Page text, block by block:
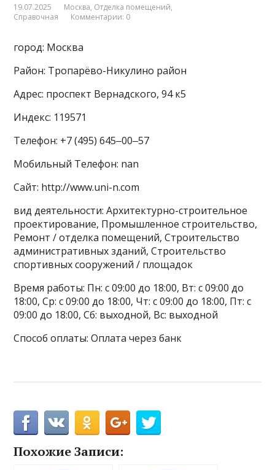
19.07.2025 Москва, Отделка помещений,
Справочная
Комментарии: 0
город: Москва
Район: Тропарёво-Никулино район
Адрес: проспект Вернадского, 94 к5
Индекс: 119571
Телефон: +7 (495) 645‒00‒57
Мобильный Телефон: nan
Сайт: http://www.uni-n.com
вид деятельности: Архитектурно-строительное
проектирование, Промышленное строительство,
Ремонт / отделка помещений, Строительство
административных зданий, Строительство
спортивных сооружений / площадок
Время работы: Пн: с 09:00 до 18:00, Вт: с 09:00 до
18:00, Ср: с 09:00 до 18:00, Чт: с 09:00 до 18:00, Пт: с
09:00 до 18:00, Сб: выходной, Вс: выходной
Способ оплаты: Оплата через банк
Похожие Записи: